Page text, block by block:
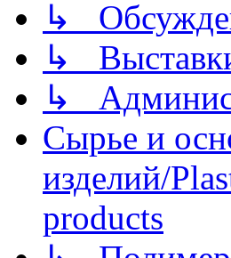
↳
↳
↳
Сырье и
изделий/
products